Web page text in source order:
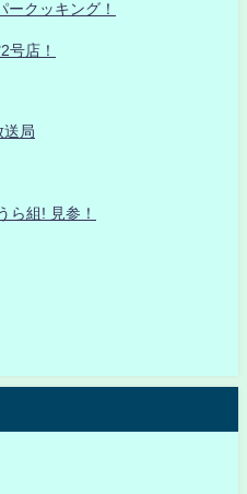
ークッキング！
号店！
送局
組! 見参！